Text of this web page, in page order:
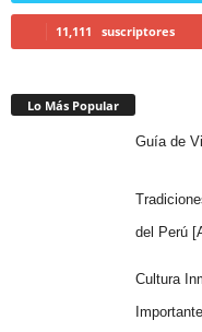
11,111 suscriptores
Lo Más Popular
Guía de
del Perú
Cultura